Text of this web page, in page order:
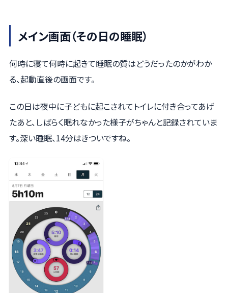
メイン画面（その日の睡眠）
何時に寝て何時に起きて睡眠の質はどうだったのかがわか
る、起動直後の画面です。
この日は夜中に子どもに起こされてトイレに付き合ってあげ
たあと、しばらく眠れなかった様子がちゃんと記録されていま
す。深い睡眠、14分はきついですね。